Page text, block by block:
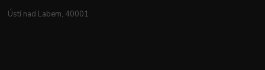
Ústí nad Labem, 40001